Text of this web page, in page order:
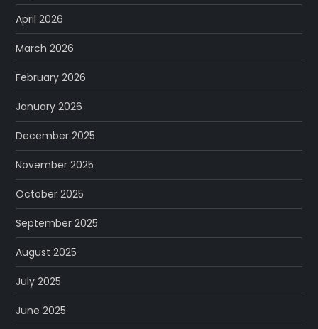
April 2026
March 2026
February 2026
January 2026
December 2025
November 2025
October 2025
September 2025
August 2025
July 2025
June 2025